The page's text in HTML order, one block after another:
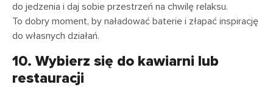
do jedzenia i daj sobie przestrzeń na chwilę relaksu.
To dobry moment, by naładować baterie i złapać inspirację
do własnych działań.
10. Wybierz się do kawiarni lub
restauracji